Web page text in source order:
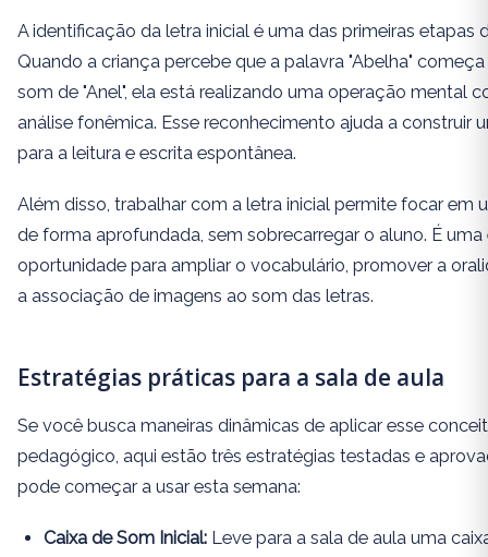
A identificação da letra inicial é uma das primeiras etapas
Quando a criança percebe que a palavra "Abelha"
som de "Anel", ela está realizando uma operação mental
análise fonêmica. Esse reconhecimento ajuda a construir
para a leitura e escrita espontânea.
Além disso, trabalhar com a letra inicial permite focar em
de forma aprofundada, sem sobrecarregar o aluno. É
oportunidade para ampliar o vocabulário, promover a
a associação de imagens ao som das letras.
Estratégias práticas para a sala de aula
Se você busca maneiras dinâmicas de aplicar esse
pedagógico, aqui estão três estratégias testadas e
pode começar a usar esta semana:
Caixa de Som Inicial: Leve para a sala de aula uma